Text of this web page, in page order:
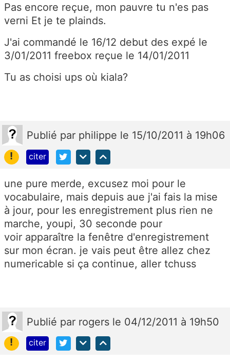
Pas encore reçue, mon pauvre tu n'es pas
verni Et je te plainds.
J'ai commandé le 16/12 debut des expé le
3/01/2011 freebox reçue le 14/01/2011
Tu as choisi ups où kiala?
Publié par philippe le 15/10/2011 à 19h06
!
citer
une pure merde, excusez moi pour le
vocabulaire, mais depuis aue j'ai fais la mise
à jour, pour les enregistrement plus rien ne
marche, youpi, 30 seconde pour
voir apparaître la fenêtre d'enregistrement
sur mon écran. je vais peut être allez chez
numericable si ça continue, aller tchuss
Publié par rogers le 04/12/2011 à 19h50
!
citer